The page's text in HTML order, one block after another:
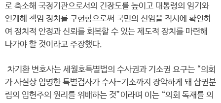
로 축소해 국정기관으로서의 긴장도를 높이고 대통령의 임기와
연계해 책임 정치를 구현함으로써 국민의 신임을 적시에 확인하
여 정치적 안정과 신뢰를 회복할 수 있는 제도적 장치를 마련해
나가야 할 것이라고 주장했다.
차기환 변호사는 세월호특별법의 수사권과 기소권 요구는 “의회
가 사실상 임명한 특별검사가 수사-기소까지 장악하게 돼 삼권분
립의 입헌주의 원리를 위배하는 것”이라며 이는 “의회 독재를 의